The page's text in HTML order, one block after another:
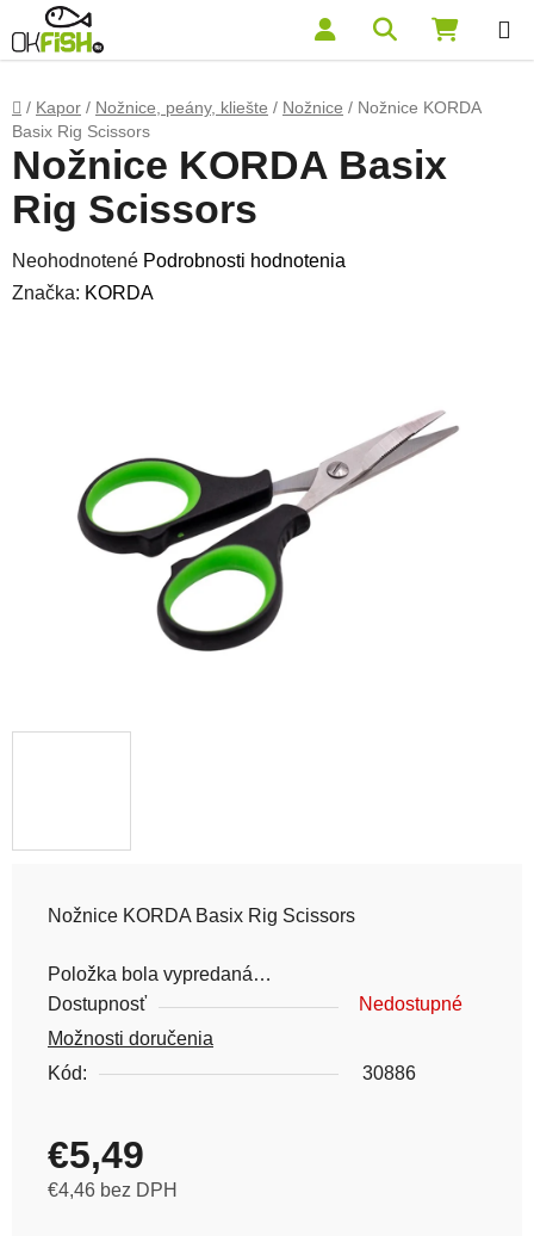
Prejsť na obsah Hľadať
Domov
/ Kapor / Nožnice, peány, kliešte / Nožnice / Nožnice KORDA
Basix Rig Scissors
Nožnice KORDA Basix Rig Scissors
Položka bola vypredaná…
Dostupnosť
Nedostupné
Možnosti doručenia
Kód:
30886
€5,49
€4,46 bez DPH
Nožnice KORDA Basix
Rig Scissors
Priemerné hodnotenie produktu je 0,0 z 5 hviezdičiek.
Neohodnotené Podrobnosti hodnotenia
Značka: KORDA